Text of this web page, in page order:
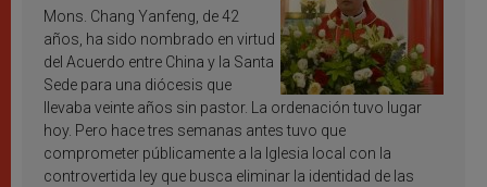
Mons. Chang Yanfeng, de 42
años, ha sido nombrado en virtud
del Acuerdo entre China y la Santa
Sede para una diócesis que
llevaba veinte años sin pastor. La ordenación tuvo lugar
hoy. Pero hace tres semanas antes tuvo que
comprometer públicamente a la Iglesia local con la
controvertida ley que busca eliminar la identidad de las